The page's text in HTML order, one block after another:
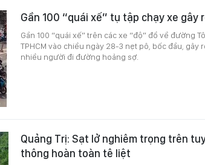
Gần 100 “quái xế” tụ tập chạy xe gây
Gần 100 “quái xế” trên các xe “độ” đổ về đường
TPHCM vào chiều ngày 28-3 nẹt pô, bốc đầu, gây
nhiều người đi đường hoảng sợ.
Quảng Trị: Sạt lở nghiêm trọng trên
thông hoàn toàn tê liệt